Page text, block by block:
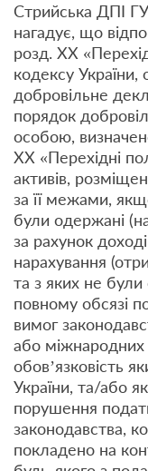
Стрийська ДПІ
нагадує, що
розд. ХХ
кодексу України,
добровільне
порядок
особою,
ХХ «Перехідні
активів,
за її межами,
були одержані
за рахунок
нарахування
та з яких не були
повному обсязі
вимог
або міжнародних
обов’язковість
України, та/або
порушення
законодавства,
покладено на